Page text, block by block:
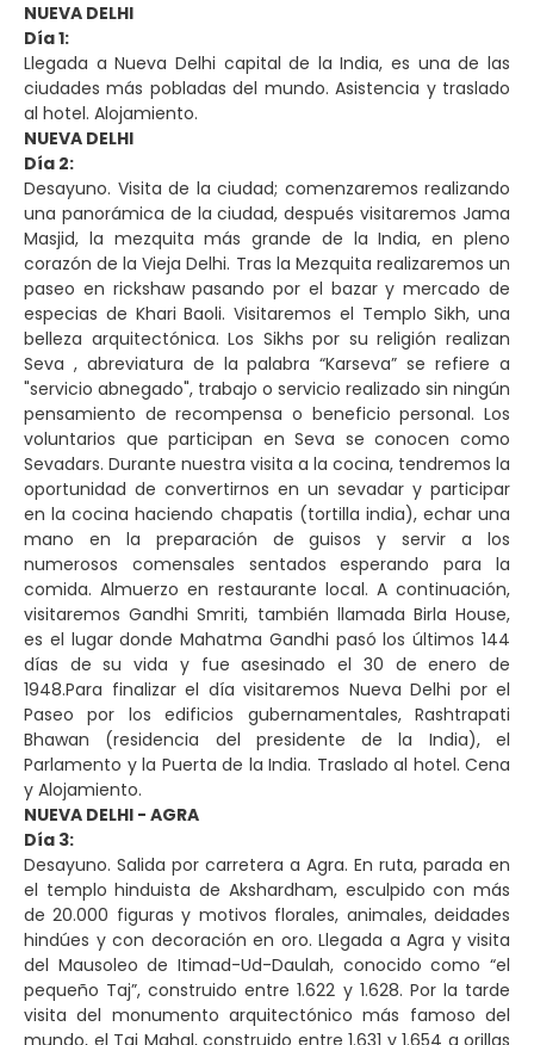
NUEVA DELHI
Día 1:
Llegada a Nueva Delhi capital de la India, es una de las
ciudades más pobladas del mundo. Asistencia y traslado
al hotel. Alojamiento.
NUEVA DELHI
Día 2:
Desayuno. Visita de la ciudad; comenzaremos realizando
una panorámica de la ciudad, después visitaremos Jama
Masjid, la mezquita más grande de la India, en pleno
corazón de la Vieja Delhi. Tras la Mezquita realizaremos un
paseo en rickshaw pasando por el bazar y mercado de
especias de Khari Baoli. Visitaremos el Templo Sikh, una
belleza arquitectónica. Los Sikhs por su religión realizan
Seva , abreviatura de la palabra “Karseva” se refiere a
"servicio abnegado", trabajo o servicio realizado sin ningún
pensamiento de recompensa o beneficio personal. Los
voluntarios que participan en Seva se conocen como
Sevadars. Durante nuestra visita a la cocina, tendremos la
oportunidad de convertirnos en un sevadar y participar
en la cocina haciendo chapatis (tortilla india), echar una
mano en la preparación de guisos y servir a los
numerosos comensales sentados esperando para la
comida. Almuerzo en restaurante local. A continuación,
visitaremos Gandhi Smriti, también llamada Birla House,
es el lugar donde Mahatma Gandhi pasó los últimos 144
días de su vida y fue asesinado el 30 de enero de
1948.Para finalizar el día visitaremos Nueva Delhi por el
Paseo por los edificios gubernamentales, Rashtrapati
Bhawan (residencia del presidente de la India), el
Parlamento y la Puerta de la India. Traslado al hotel. Cena
y Alojamiento.
NUEVA DELHI - AGRA
Día 3:
Desayuno. Salida por carretera a Agra. En ruta, parada en
el templo hinduista de Akshardham, esculpido con más
de 20.000 figuras y motivos florales, animales, deidades
hindúes y con decoración en oro. Llegada a Agra y visita
del Mausoleo de Itimad-Ud-Daulah, conocido como “el
pequeño Taj”, construido entre 1.622 y 1.628. Por la tarde
visita del monumento arquitectónico más famoso del
mundo, el Taj Mahal, construido entre 1.631 y 1.654 a orillas